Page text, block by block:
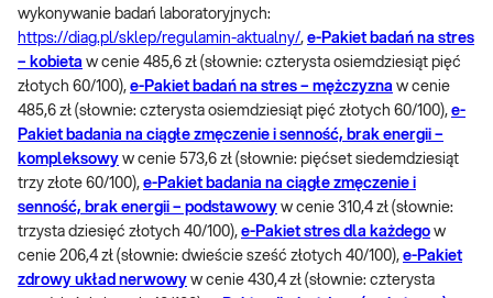
wykonywanie badań laboratoryjnych:
https://diag.pl/sklep/regulamin-aktualny/, e-Pakiet badań na stres
– kobieta w cenie 485,6 zł (słownie: czterysta osiemdziesiąt pięć
złotych 60/100), e-Pakiet badań na stres – mężczyzna w cenie
485,6 zł (słownie: czterysta osiemdziesiąt pięć złotych 60/100), e-
Pakiet badania na ciągłe zmęczenie i senność, brak energii –
kompleksowy w cenie 573,6 zł (słownie: pięćset siedemdziesiąt
trzy złote 60/100), e-Pakiet badania na ciągłe zmęczenie i
senność, brak energii – podstawowy w cenie 310,4 zł (słownie:
trzysta dziesięć złotych 40/100), e-Pakiet stres dla każdego w
cenie 206,4 zł (słownie: dwieście sześć złotych 40/100), e-Pakiet
zdrowy układ nerwowy w cenie 430,4 zł (słownie: czterysta